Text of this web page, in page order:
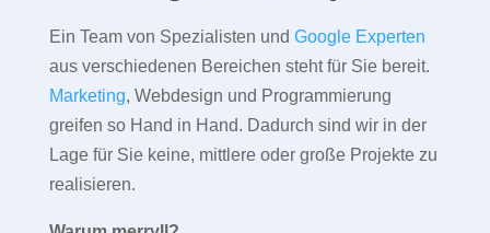
Ein Team von Spezialisten und Google Experten
aus verschiedenen Bereichen steht für Sie bereit.
Marketing, Webdesign und Programmierung
greifen so Hand in Hand. Dadurch sind wir in der
Lage für Sie keine, mittlere oder große Projekte zu
realisieren.